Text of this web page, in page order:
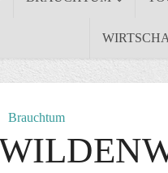
Brauchtum